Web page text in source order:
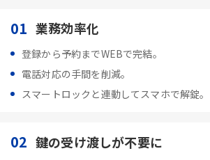
01 業務効率化
登録から予約までWEBで完結。
電話対応の手間を削減。
スマートロックと連動してスマホで解錠。
02 鍵の受け渡しが不要に